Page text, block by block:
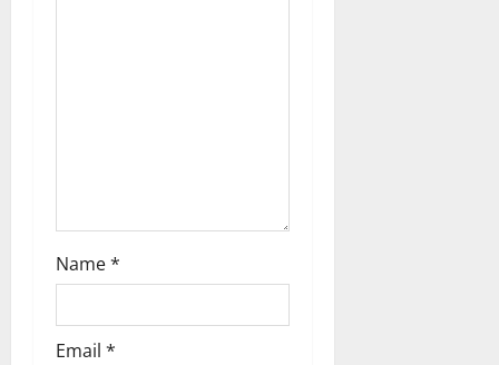
Name*
Email *